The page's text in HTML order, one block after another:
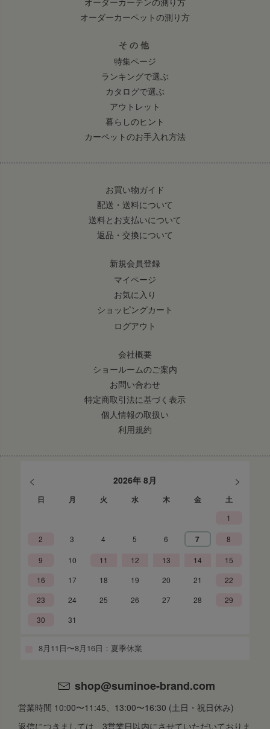
オーダーカーペットの測り方
その他
特集ページ
ランキングで選ぶ
カタログで選ぶ
アウトレット
暮らしのヒント
カーペットのお手入れ方法
お買い物ガイド
配送・送料について
送料とお支払いについて
返品・交換について
新規会員登録
マイページ
お気に入り
ショッピングカート
ログアウト
会社概要
ショールームのご案内
お問い合わせ
特定商取引法に基づく表示
個人情報の取扱い
利用規約
< 2026年 8月 >
日 月 火 水 木 金 土
1
2 3 4 5 6 7 8
9 10 11 12 13 14
15
16
17 18 19 20 21
22
23
24 25 26 27 28
29
30
31
8月11日〜8月16日：夏季休業
shop@suminoe-brand.com
営業時間 10:00〜11:45、13:00〜16:30 (土日・祝日休み)
返信につきましては、3営業日以内にさせていただいておりま